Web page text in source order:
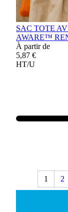
SAC TOTE
AWARE™
À partir de
5,87 €
HT/U
1 2